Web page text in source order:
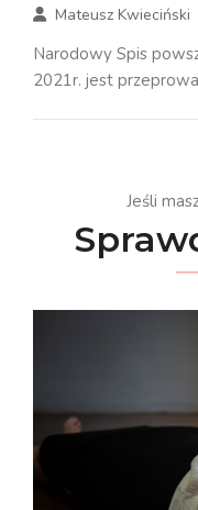
Mateusz Kwieciński
Narodowy Spis
2021r. jest
Jeśli